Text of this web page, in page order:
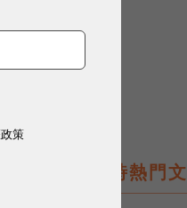
即時熱門
策